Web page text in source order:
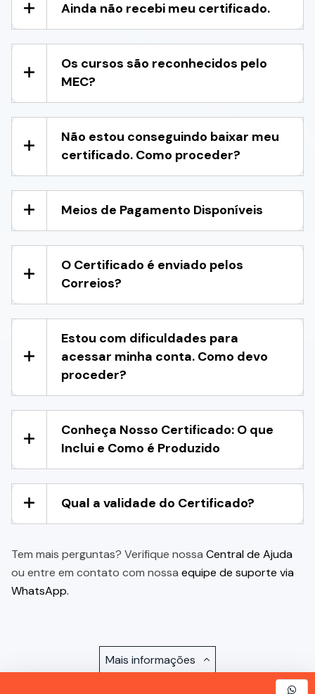
Ainda não recebi meu certificado.
Os cursos são reconhecidos pelo
MEC?
Não estou conseguindo baixar meu
certificado. Como proceder?
Meios de Pagamento Disponíveis
O Certificado é enviado pelos
Correios?
Estou com dificuldades para
acessar minha conta. Como devo
proceder?
Conheça Nosso Certificado: O que
Inclui e Como é Produzido
Qual a validade do Certificado?
Tem mais perguntas? Verifique nossa Central de Ajuda
ou entre em contato com nossa equipe de suporte via
WhatsApp.
Mais informações